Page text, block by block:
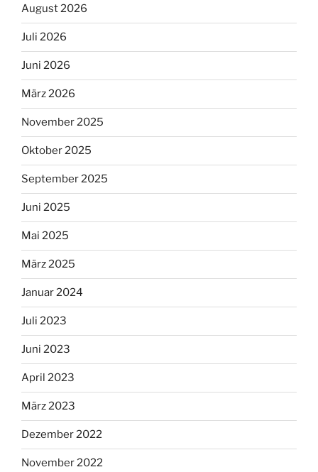
August 2026
Juli 2026
Juni 2026
März 2026
November 2025
Oktober 2025
September 2025
Juni 2025
Mai 2025
März 2025
Januar 2024
Juli 2023
Juni 2023
April 2023
März 2023
Dezember 2022
November 2022